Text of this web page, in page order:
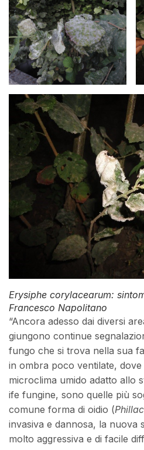
Erysiphe corylacearum:
Francesco Napolitano
“Ancora adesso dai diversi
giungono continue
fungo che si trova nella sua
in ombra poco ventilate,
microclima umido adatto allo
ife fungine, sono quelle più
comune forma di oidio (
invasiva e dannosa, la nuova
molto aggressiva e di facile